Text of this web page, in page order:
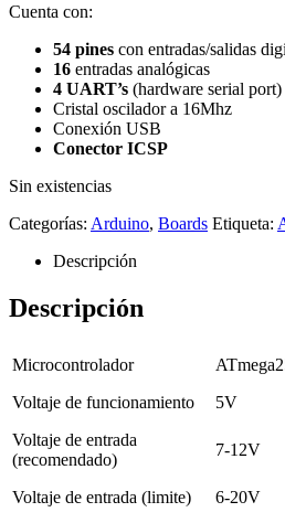
Cuenta con:
54 pines con entradas/salidas
16 entradas analógicas
4 UART’s (hardware serial port)
Cristal oscilador a 16Mhz
Conexión USB
Conector ICSP
Sin existencias
Categorías: Arduino, Boards Etiqueta:
Descripción
Descripción
Microcontrolador
Voltaje de funcionamiento
5V
Voltaje de entrada
(recomendado)
7-12V
Voltaje de entrada (limite) 6-20V